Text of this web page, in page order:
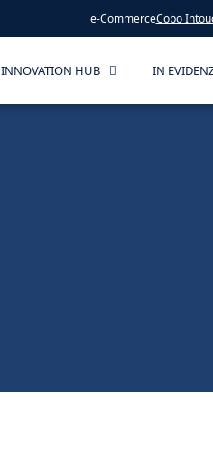
e-CommerceCobo
INNOVATION HUB IN